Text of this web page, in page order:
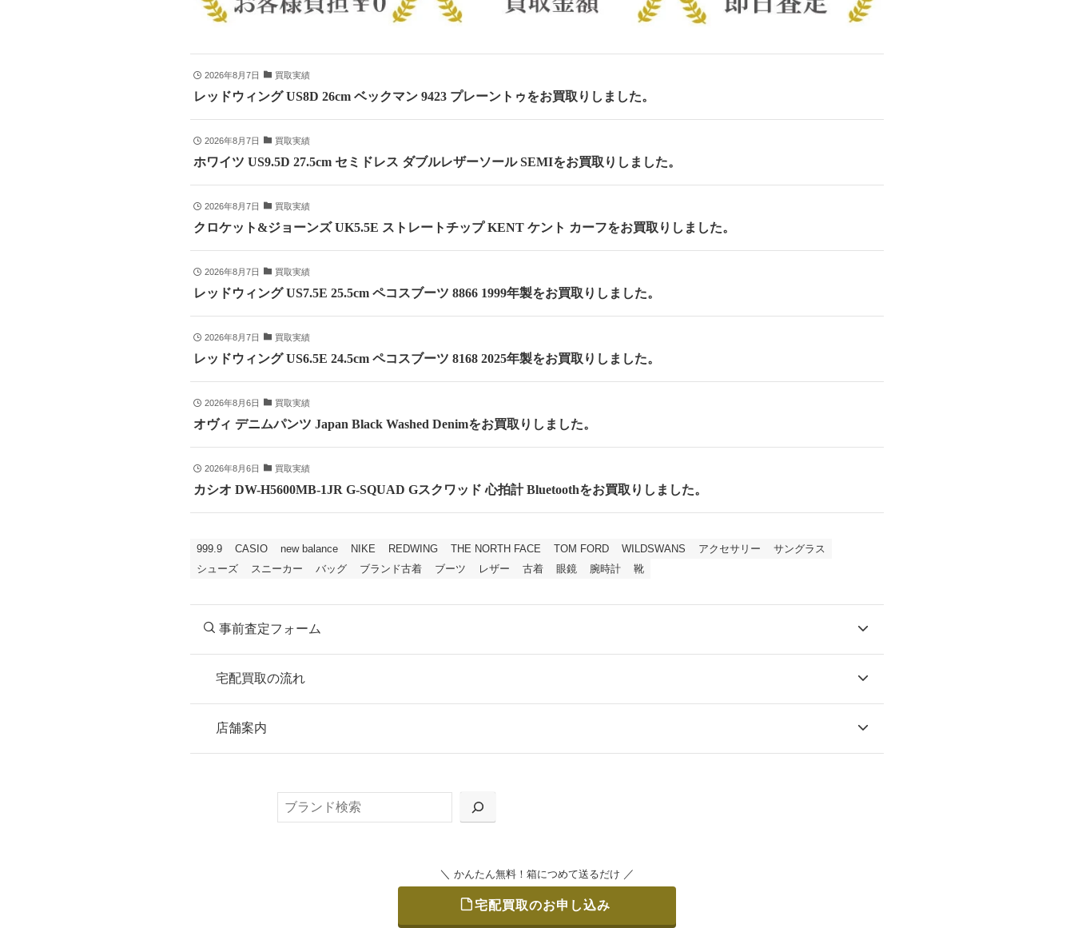
2026年8月7日 買取実績
レッドウィング US8D 26cm ベックマン 9423 プレーントゥをお買取りしました。
2026年8月7日 買取実績
ホワイツ US9.5D 27.5cm セミドレス ダブルレザーソール SEMIをお買取りしました。
2026年8月7日 買取実績
クロケット&ジョーンズ UK5.5E ストレートチップ KENT ケント カーフをお買取りしました。
2026年8月7日 買取実績
レッドウィング US7.5E 25.5cm ペコスブーツ 8866 1999年製をお買取りしました。
2026年8月7日 買取実績
レッドウィング US6.5E 24.5cm ペコスブーツ 8168 2025年製をお買取りしました。
2026年8月6日 買取実績
オヴィ デニムパンツ Japan Black Washed Denimをお買取りしました。
2026年8月6日 買取実績
カシオ DW-H5600MB-1JR G-SQUAD Gスクワッド 心拍計 Bluetoothをお買取りしました。
999.9 CASIO new balance NIKE REDWING THE NORTH FACE TOM FORD WILDSWANS アクセサリー
サングラス
シューズ
スニーカー バッグ ブランド古着 ブーツ レザー 古着 眼鏡 腕時計 靴
事前査定フォーム
宅配買取の流れ
お申込み
または梱包材不要の「集荷申込」からお選びいただけます。
箱に売りたいお品をつめて、送るだけで簡単にご利用いただけます。
店舗案内
＼ かんたん無料！箱につめて送るだけ ／
宅配買取のお申し込み